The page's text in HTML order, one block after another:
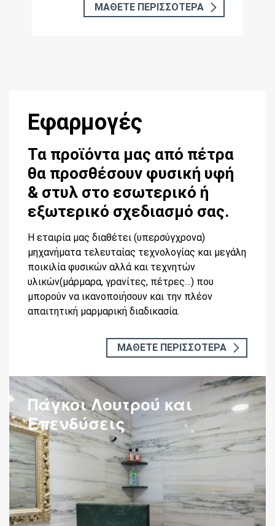
ΜΑΘΕΤΕ ΠΕΡΙΣΣΟΤΕΡΑ
Εφαρμογές
Τα προϊόντα μας από πέτρα
θα προσθέσουν φυσική υφή
& στυλ στο εσωτερικό ή
εξωτερικό σχεδιασμό σας.
Η εταιρία μας διαθέτει (υπερσύγχρονα)
μηχανήματα τελευταίας τεχνολογίας και μεγάλη
ποικιλία φυσικών αλλά και τεχνητών
υλικών(μάρμαρα, γρανίτες, πέτρες…) που
μπορούν να ικανοποιήσουν και την πλέον
απαιτητική μαρμαρική διαδικασία.
ΜΑΘΕΤΕ ΠΕΡΙΣΣΟΤΕΡΑ
Πάγκοι Λουτρού και
Επενδύσεις